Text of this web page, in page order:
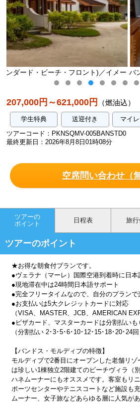
／イメー
バンドス・モルディブ(スタンダ
ジ
207,000円～621,000円 （燃油込）
学生特典 送迎付き マイ
ツアーコード：PKNSQMV-005BANSTD0
最終更新日：2026年8月8日01時08分
空席問い合わせ（
ツアーの
ポイント
日程表 旅
ツアーのポイント
★お得な朝食付プランです。
●ヴェラナ（マーレ）国際空港到着時に日本
●現地滞在中は24時間日本語サポート
●完全フリータイムなので、自分のプランで
●お支払いは5大クレジットカードに対応
（VISA、MASTER、JCB、AMERICAN
●ビザカード、マスターカードは分割払いも
（分割払い 2･3･5･6･10･12･15･18･20･24回
【バンドス・モルディブの特徴】
モルディブで2番目にオープンした老舗リ
は珍しい1棟独立2階建てのビーチヴィラ（
ハネムーナーにもオススメです。客室もリ
ポーツセンターやテニスコートなど施設も
ムーナー、女子旅などあらゆる層に人気が